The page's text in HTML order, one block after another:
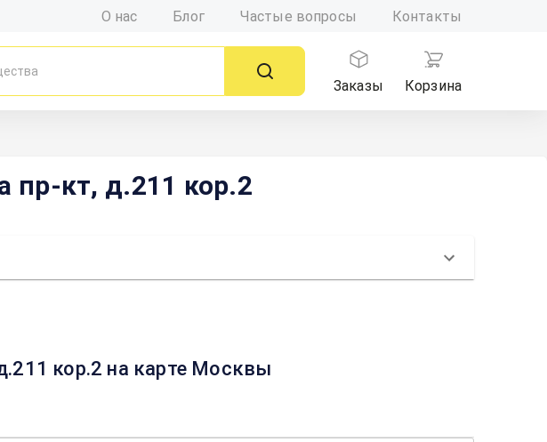
О нас Блог Частые вопросы Контакты
Заказы
Корзина
кт, д.211 кор.2
кор.2 на карте Москвы